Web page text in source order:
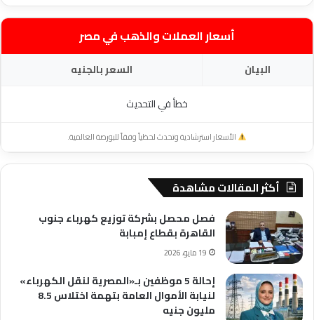
أسعار العملات والذهب في مصر
البيان
السعر بالجنيه
خطأ في التحديث
الأسعار استرشادية وتحدث لحظياً وفقاً للبورصة العالمية.
أكثر المقالات مشاهدة
فصل محصل بشركة توزيع كهرباء جنوب
القاهرة بقطاع إمبابة
19 مايو، 2026
إحالة 5 موظفين بـ«المصرية لنقل الكهرباء»
لنيابة الأموال العامة بتهمة اختلاس 8.5
مليون جنيه